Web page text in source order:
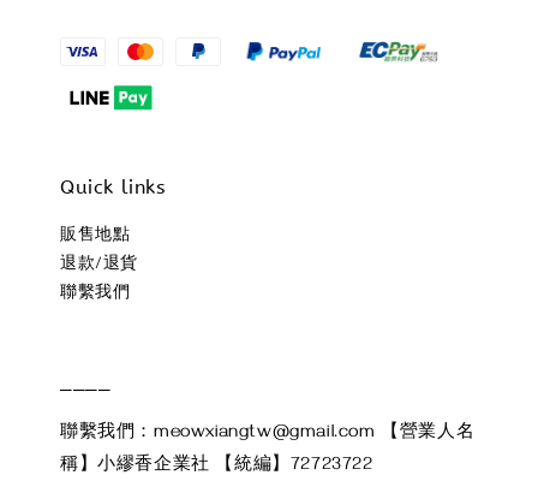
Quick links
販售地點
退款/退貨
聯繫我們
聯繫我們：meowxiangtw@gmail.com 【營業人名
稱】小繆香企業社 【統編】72723722